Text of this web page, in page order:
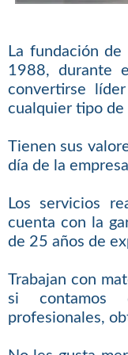
La fundación
1988, durante
convertirse
cualquier tipo de
Tienen sus
día de la
Los servicios
cuenta con la
de 25 años de
Trabajan con
si contamos
profesionales,